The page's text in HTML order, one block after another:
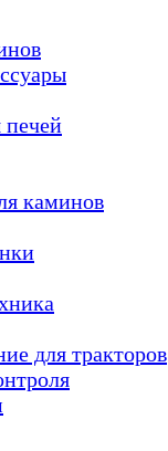
каминов
для тракторов